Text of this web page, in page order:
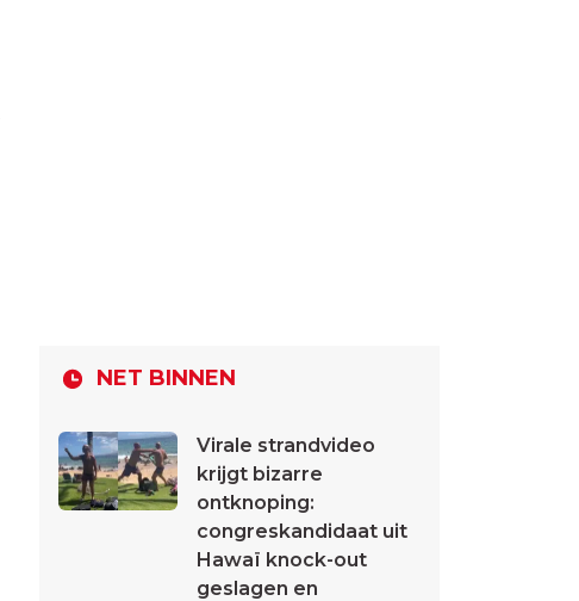
NET BINNEN
Virale strandvideo
krijgt bizarre
ontknoping:
congreskandidaat uit
Hawaï knock-out
geslagen en